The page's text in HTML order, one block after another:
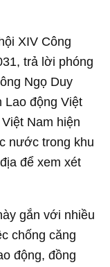
XIV Công
trả lời phóng
Ngọ Duy
Lao động Việt
Nam hiện
nước trong khu
để xem xét
gắn với nhiều
chống căng
động, đồng